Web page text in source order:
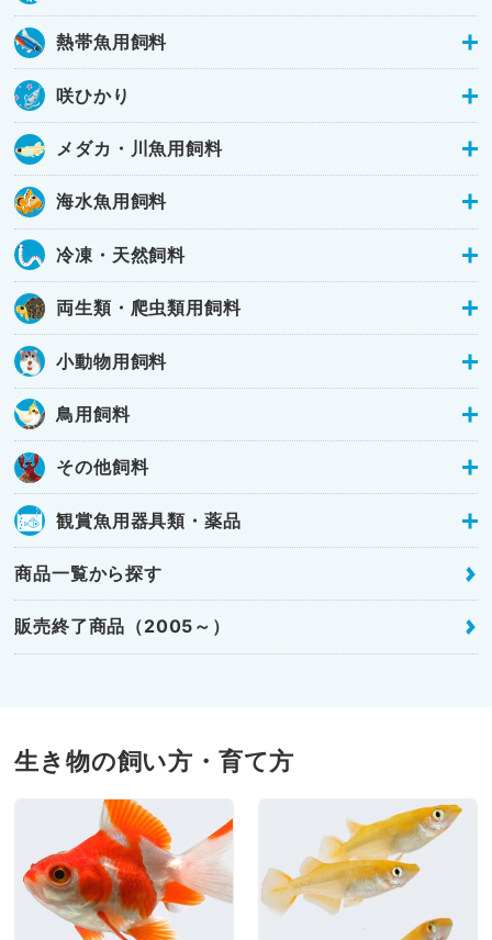
熱帯魚用飼料
咲ひかり
メダカ・川魚用飼料
海水魚用飼料
冷凍・天然飼料
両生類・爬虫類用飼料
小動物用飼料
鳥用飼料
その他飼料
観賞魚用器具類・薬品
商品一覧から探す
販売終了商品（2005～）
生き物の飼い方・育て方